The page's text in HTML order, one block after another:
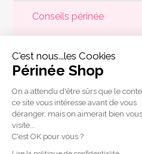
Conseils périnée
de muscler et de rééduquer le
problèmes d'incontinence
, de
de sensations durant les
Périnée Shop
a
pour la rééducation périnéale
l'incontinence à domicile :
biofeedback,cônes vaginaux
connectées etaccessoires
Copyright 2011
Conditions
C'est nous...les Cookies
Périnée Shop
On a attendu d'être sûrs que le
ce site vous intéresse avant de vous
déranger, mais on aimerait bien
visite...
C'est OK pour vous ?